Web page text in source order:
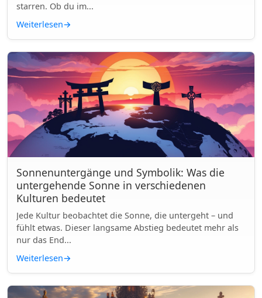
starren. Ob du im...
Weiterlesen→
Sonnenuntergänge und Symbolik: Was die
untergehende Sonne in verschiedenen
Kulturen bedeutet
Jede Kultur beobachtet die Sonne, die untergeht – und
fühlt etwas. Dieser langsame Abstieg bedeutet mehr als
nur das End...
Weiterlesen→